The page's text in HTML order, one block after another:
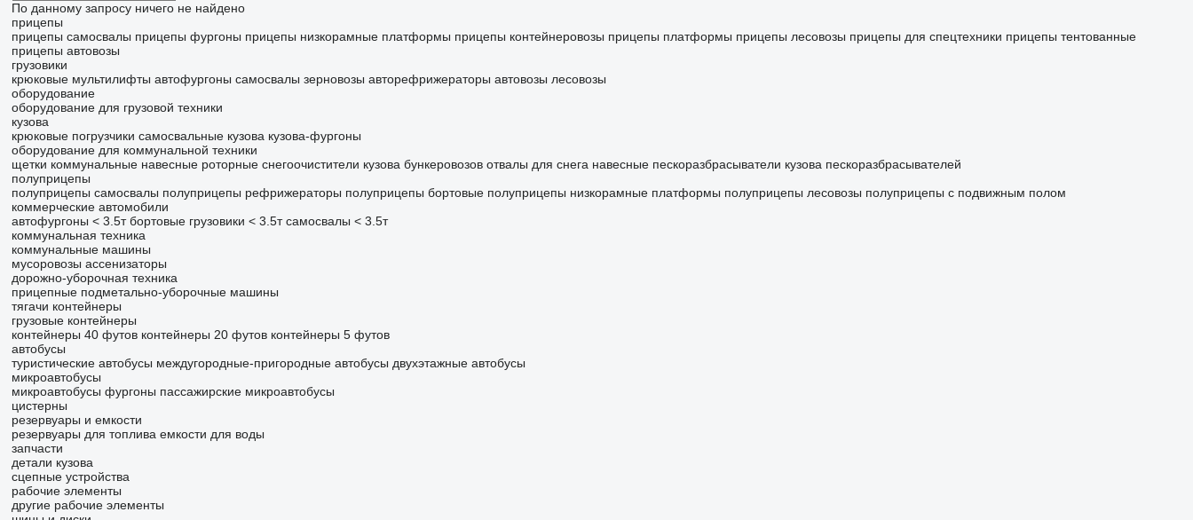
По данному запросу ничего не найдено
прицепы
прицепы самосвалы прицепы фургоны прицепы низкорамные платформы прицепы контейнеровозы прицепы платформы прицепы лесовозы прицепы для спецтехники прицепы тентованные
прицепы автовозы
грузовики
крюковые мультилифты автофургоны самосвалы зерновозы авторефрижераторы автовозы лесовозы
оборудование
оборудование для грузовой техники
кузова
крюковые погрузчики самосвальные кузова кузова-фургоны
оборудование для коммунальной техники
щетки коммунальные навесные роторные снегоочистители кузова бункеровозов отвалы для снега навесные пескоразбрасыватели кузова пескоразбрасывателей
полуприцепы
полуприцепы самосвалы полуприцепы рефрижераторы полуприцепы бортовые полуприцепы низкорамные платформы полуприцепы лесовозы полуприцепы с подвижным полом
коммерческие автомобили
автофургоны < 3.5т бортовые грузовики < 3.5т самосвалы < 3.5т
коммунальная техника
коммунальные машины
мусоровозы ассенизаторы
дорожно-уборочная техника
прицепные подметально-уборочные машины
тягачи контейнеры
грузовые контейнеры
контейнеры 40 футов контейнеры 20 футов контейнеры 5 футов
автобусы
туристические автобусы междугородные-пригородные автобусы двухэтажные автобусы
микроавтобусы
микроавтобусы фургоны пассажирские микроавтобусы
цистерны
резервуары и емкости
резервуары для топлива емкости для воды
запчасти
детали кузова
сцепные устройства
рабочие элементы
другие рабочие элементы